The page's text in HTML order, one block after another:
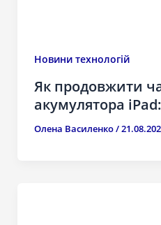
Новини технологій
Як продовжити
акумулятора
Олена Василенко/